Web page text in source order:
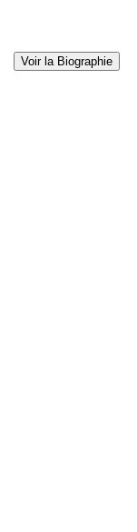
Voir la Biographie